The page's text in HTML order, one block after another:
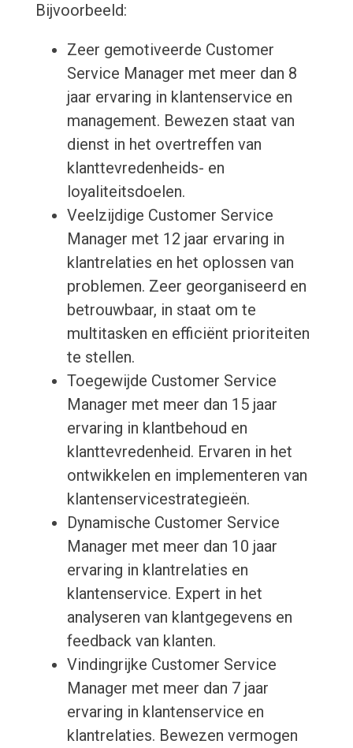
Bijvoorbeeld:
Zeer gemotiveerde Customer
Service Manager met meer dan 8
jaar ervaring in klantenservice en
management. Bewezen staat van
dienst in het overtreffen van
klanttevredenheids- en
loyaliteitsdoelen.
Veelzijdige Customer Service
Manager met 12 jaar ervaring in
klantrelaties en het oplossen van
problemen. Zeer georganiseerd en
betrouwbaar, in staat om te
multitasken en efficiënt prioriteiten
te stellen.
Toegewijde Customer Service
Manager met meer dan 15 jaar
ervaring in klantbehoud en
klanttevredenheid. Ervaren in het
ontwikkelen en implementeren van
klantenservicestrategieën.
Dynamische Customer Service
Manager met meer dan 10 jaar
ervaring in klantrelaties en
klantenservice. Expert in het
analyseren van klantgegevens en
feedback van klanten.
Vindingrijke Customer Service
Manager met meer dan 7 jaar
ervaring in klantenservice en
klantrelaties. Bewezen vermogen